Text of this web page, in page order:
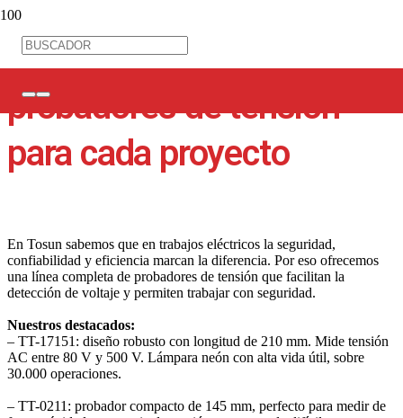
Trabaja seguro: tus
probadores de tensión
para cada proyecto
En Tosun sabemos que en trabajos eléctricos la seguridad,
confiabilidad y eficiencia marcan la diferencia. Por eso ofrecemos
una línea completa de probadores de tensión que facilitan la
detección de voltaje y permiten trabajar con seguridad.
Nuestros destacados:
– TT-17151: diseño robusto con longitud de 210 mm. Mide tensión
AC entre 80 V y 500 V. Lámpara neón con alta vida útil, sobre
30.000 operaciones.
– TT-0211: probador compacto de 145 mm, perfecto para medir de